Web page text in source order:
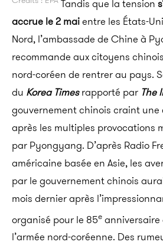
Tandis que la tension
accrue le 2 maientre les États-
Nord, l’ambassade de Chine à
recommande aux citoyens
nord-coréen de rentrer au pays.
du Korea Times rapporté par The
gouvernement chinois craint
après les multiples provocations
par Pyongyang. D’après Radio
américaine basée en Asie, les
par le gouvernement chinois
mois dernier après
organisé pour le 85e
l’armée nord-coréenne. Des